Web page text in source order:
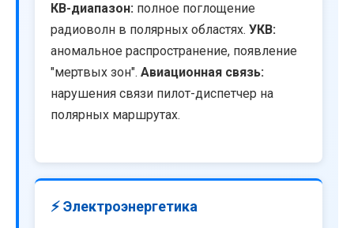
КВ-диапазон: полное поглощение
радиоволн в полярных областях. УКВ:
аномальное распространение, появление
"мертвых зон". Авиационная связь:
нарушения связи пилот-диспетчер на
полярных маршрутах.
⚡ Электроэнергетика